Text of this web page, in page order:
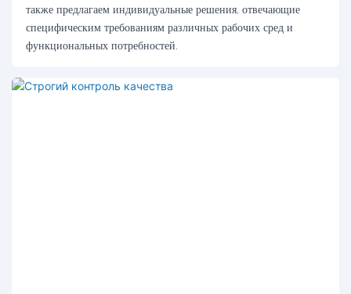
также предлагаем индивидуальные решения, отвечающие
специфическим требованиям различных рабочих сред и
функциональных потребностей.